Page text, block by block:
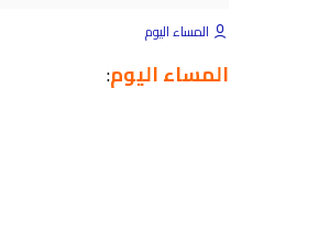
المساء اليوم
المساء اليوم: